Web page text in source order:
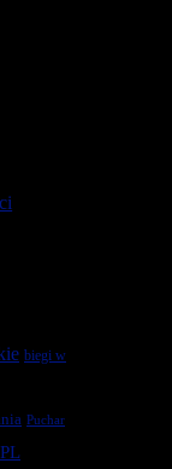
biegi w
Puchar